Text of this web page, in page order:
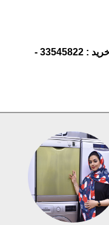
☎️مرکز تماس بوش ایران جهت مشاوره خرید : 33545822 -